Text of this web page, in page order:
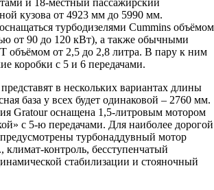
кузова от 4923 мм до 5990 мм.
турбодизелями Cummins объёмом
от 90 до 120 кВт), а также обычными
объёмом от 2,5 до 2,8 литра. В пару к ним
коробки с 5 и 6 передачами.
в нескольких вариантах длины
база у всех будет одинаковой – 2760 мм.
Gratour оснащена 1,5-литровым мотором
с 5-ю передачами. Для наиболее дорогой
турбонаддувный мотор
контроль, бесступенчатый
стабилизации и стояночный